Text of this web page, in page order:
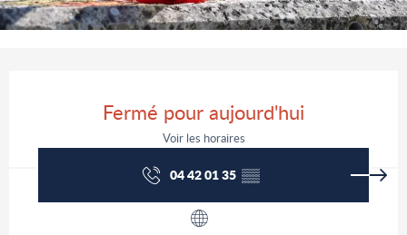
Fermé pour aujourd'hui
Voir les horaires
04 42 01 35▒▒